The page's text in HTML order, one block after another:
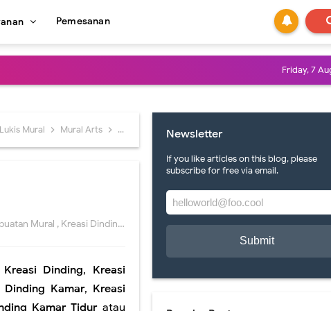
Pemesanan
2021 Friday, 7
Lukis Mural Mural Arts Seni Mural Kreasi Dinding Kreatif Melalui Lukis
Mural , Kreasi Dinding Lukis Mural,Mural Arts,Seni Mural
Dinding, Kreasi
Dinding Kamar, Kreasi
Kamar Tiduratau
Newsletter
If you like articles on this blog, please
subscribe for free via email.